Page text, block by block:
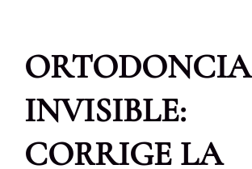
ORTODONCIA
INVISIBLE:
CORRIGE LA